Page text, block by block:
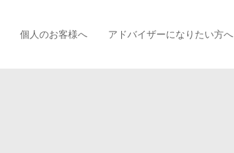
個人のお客様へ アドバイザーになりたい方へ